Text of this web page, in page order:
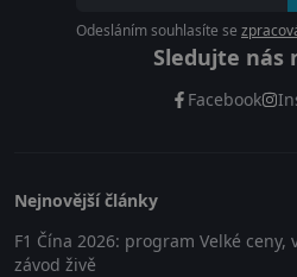
Odesláním souhlasíte se
Sledujte nás
Facebook
Nejnovější články
F1 Čína 2026: program Velké ceny,
závod živě